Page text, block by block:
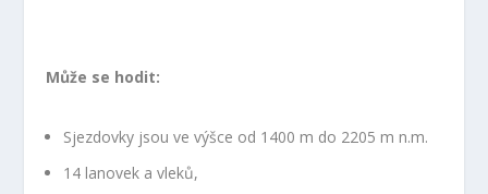
Může se hodit:
Sjezdovky jsou ve výšce od 1400 m do 2205 m n.m.
14 lanovek a vleků,